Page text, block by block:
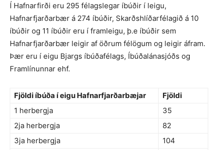
Í Hafnarfirði eru 295 félagslegar íbúðir í leigu,
Hafnarfjarðarbær á 274 íbúðir, Skarðshlíðarfélagið á 10
íbúðir og 11 íbúðir eru í framleigu, þ.e íbúðir sem
Hafnarfjarðarbær leigir af öðrum félögum og leigir áfram.
Þær eru í eigu Bjargs íbúðafélags, Íbúðalánasjóðs og
Framlínunnar ehf.
Fjöldi íbúða í eigu Hafnarfjarðarbæjar
Fjöldi
1 herbergja
35
2ja herbergja
82
3ja herbergja
104